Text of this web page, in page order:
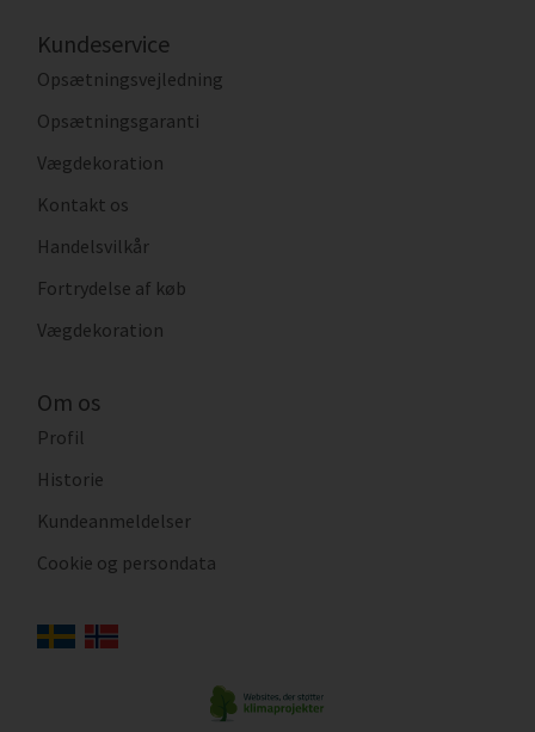
Kundeservice
Opsætningsvejledning
Opsætningsgaranti
Vægdekoration
Kontakt os
Handelsvilkår
Fortrydelse af køb
Vægdekoration
Om os
Profil
Historie
Kundeanmeldelser
Cookie og persondata